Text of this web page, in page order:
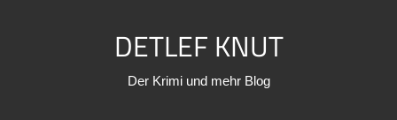
DETLEF KNUT
Der Krimi und mehr Blog